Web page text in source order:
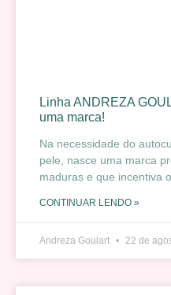
Linha ANDREZA
uma marca!
Na necessidade do
pele, nasce uma marca
maduras e que incentiva
CONTINUAR LENDO »
Andreza Goulart 22 de